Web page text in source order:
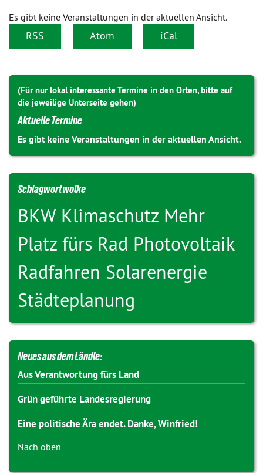
Es gibt keine Veranstaltungen in der aktuellen Ansicht.
RSS Atom iCal
(Für nur lokal interessante Termine in den Orten, bitte auf
die jeweilige Unterseite gehen)
Aktuelle Termine
Es gibt keine Veranstaltungen in der aktuellen Ansicht.
Schlagwortwolke
BKW Klimaschutz Mehr
Platz fürs Rad Photovoltaik
Radfahren Solarenergie
Städteplanung
Neues aus dem Ländle:
Aus Verantwortung fürs Land
Grün geführte Landesregierung
Eine politische Ära endet. Danke, Winfried!
Nach oben